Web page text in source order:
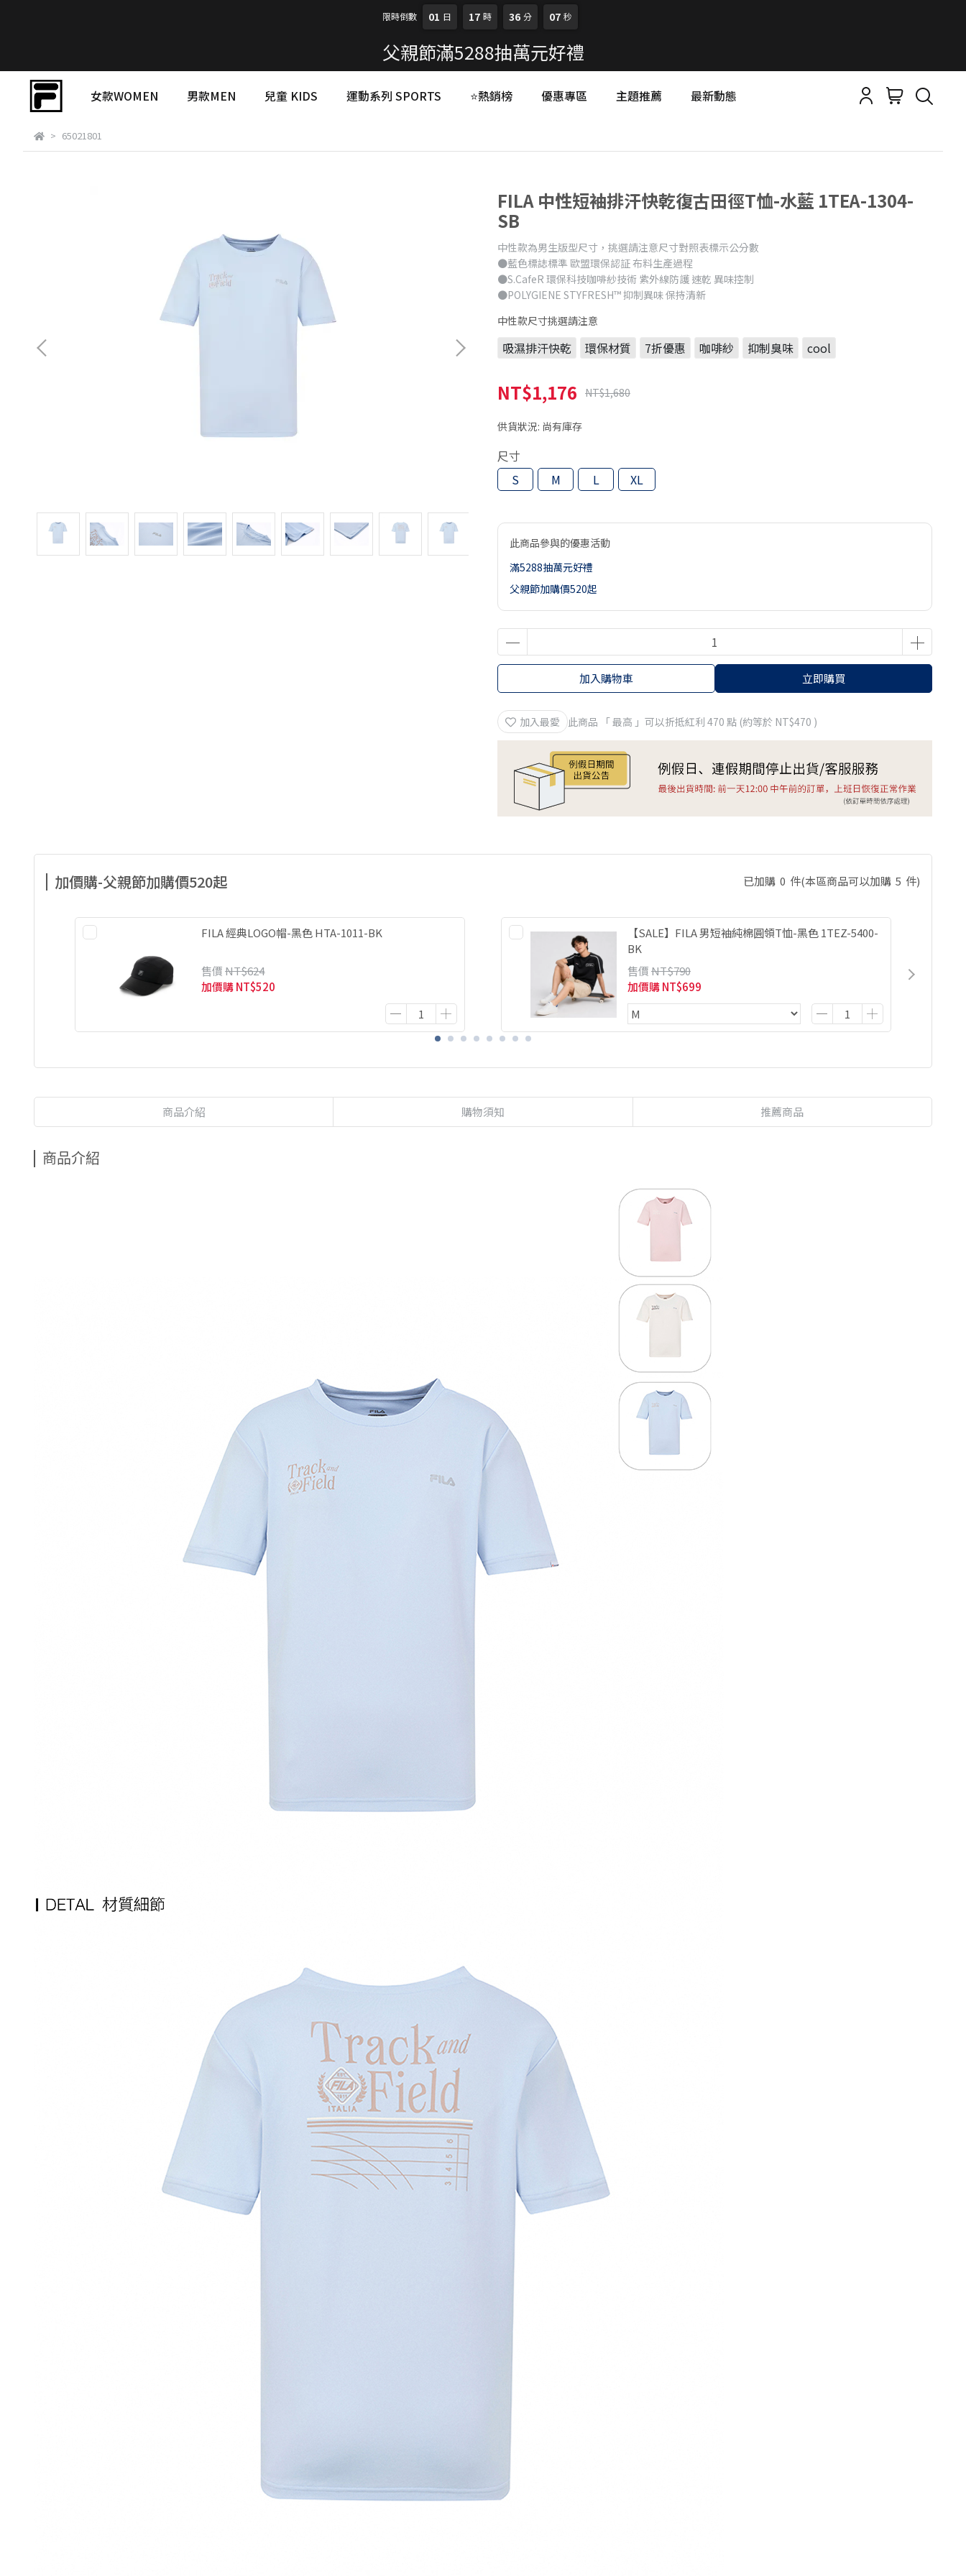
限時倒數 01 日 17 時 36 分 06 秒
父親節滿5288抽萬元好禮
女款WOMEN 男款MEN 兒童 KIDS 運動系列 SPORTS ⭐熱銷榜 優惠專區 主題推薦 最新動態
65021801
FILA 中性短袖排汗快乾復古田徑T恤-水藍 1TEA-1304-
SB
中性款為男生版型尺寸，挑選請注意尺寸對照表標示公分數
●藍色標誌標準 歐盟環保認証 布料生產過程
●S.CafeR 環保科技咖啡紗技術 紫外線防護 速乾 異味控制
●POLYGIENE STYFRESH™ 抑制異味 保持清新
中性款尺寸挑選請注意
吸濕排汗快乾 環保材質 7折優惠 咖啡紗 抑制臭味 cool
NT$1,176 NT$1,680
供貨狀況: 尚有庫存
尺寸
S
M L XL
此商品參與的優惠活動
滿5288抽萬元好禮
父親節加購價520起
加入購物車 立即購買
加入最愛 此商品 「 最高 」可以折抵紅利 470 點 (約等於 NT$470 )
加價購-父親節加購價520起 已加購 0 件(本區商品可以加購 5 件)
FILA 經典LOGO帽-黑色 HTA-1011-BK
售價NT$624
加價購NT$520
【SALE】FILA 男短袖純棉圓領T恤-黑色 1TEZ-5400-
BK
售價NT$790
加價購NT$699
商品介紹 購物須知 推薦商品
商品介紹